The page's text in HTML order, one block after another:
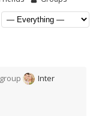
Inter